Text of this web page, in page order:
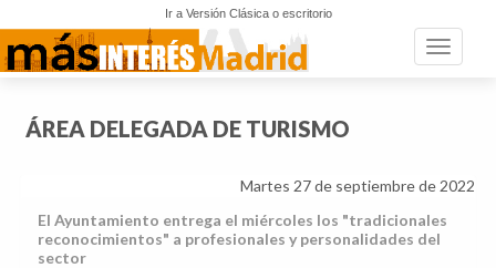
Ir a Versión Clásica o escritorio
Toggle
ÁREA DELEGADA DE TURISMO
Martes 27 de septiembre de 2022
El Ayuntamiento entrega el miércoles los "tradicionales
reconocimientos" a profesionales y personalidades del
sector